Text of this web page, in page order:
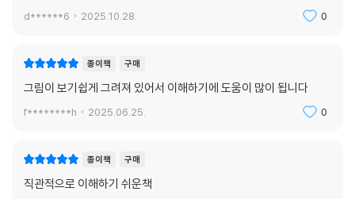
d******6 2025.10.28. 0
종이책 구매
그림이 보기쉽게 그려져 있어서 이해하기에 도움이 많이 됩니다
f********h 2025.06.25. 0
종이책 구매
직관적으로 이해하기 쉬운책